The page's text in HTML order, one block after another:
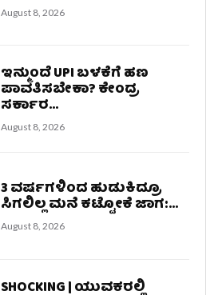
August 8, 2026
ಇನ್ಮುಂದೆ UPI ಬಳಕೆಗೆ ಹಣ
ಪಾವತಿಸಬೇಕಾ? ಕೇಂದ್ರ
ಸರ್ಕಾರ...
August 8, 2026
3 ವರ್ಷಗಳಿಂದ ಹುಡುಕಿದ್ರೂ
ಸಿಗಲಿಲ್ಲ ಮನೆ ಕಟ್ಟೋಕೆ ಜಾಗ:...
August 8, 2026
SHOCKING | ಯುವಕರಲ್ಲಿ